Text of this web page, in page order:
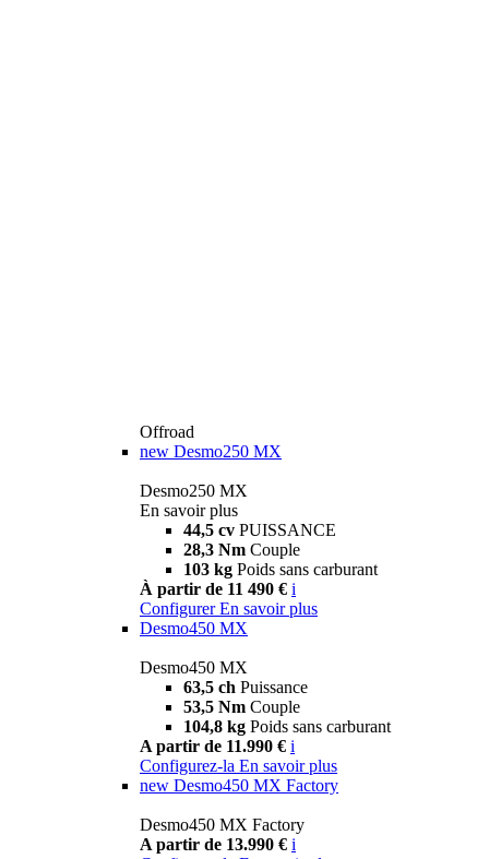
Offroad
new Desmo250 MX
Desmo250 MX
En savoir plus
44,5 cv PUISSANCE
28,3 Nm Couple
103 kg Poids sans carburant
À partir de 11 490 € i
Configurer En savoir plus
Desmo450 MX
Desmo450 MX
63,5 ch Puissance
53,5 Nm Couple
104,8 kg Poids sans carburant
A partir de 11.990 € i
Configurez-la En savoir plus
new Desmo450 MX Factory
Desmo450 MX Factory
A partir de 13.990 € i